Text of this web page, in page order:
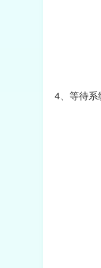
4、等待